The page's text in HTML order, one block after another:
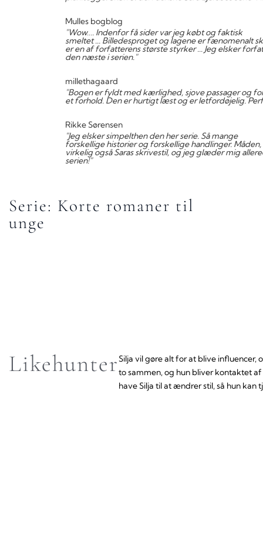
Mulles bogblog
"Wow…. Indenfor få sider var jeg købt og faktisk
smeltet ... Billedesproget og lagene er fænomenalt
er en af forfatterens største styrker ... Jeg elsker
den næste i serien."
millethagaard
"Bogen er fyldt med kærlighed, sjove passager og
et forhold. Den er hurtigt læst og er letfordøjelig.
Rikke Sørensen
"Jeg elsker simpelthen den her serie. Så mange
forskellige historier og forskellige handlinger.
virkelig også Saras skrivestil, og jeg glæder mig
serien!"
Serie: Korte romaner til
unge
LikehunterSilja vil gøre alt for at blive
to sammen, og hun bliver kontaktet
have Silja til at ændrer stil, så hun